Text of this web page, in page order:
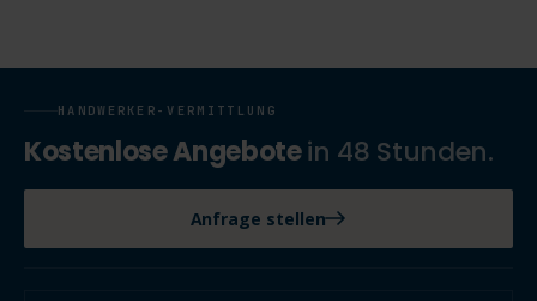
HANDWERKER-VERMITTLUNG
Kostenlose Angebotein 48 Stunden.
Anfrage stellen